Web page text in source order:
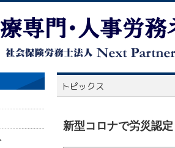
新型コロナで労災認